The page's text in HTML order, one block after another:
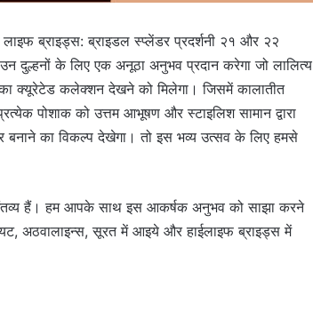
ब्राइड्स: ब्राइडल स्प्लेंडर प्रदर्शनी २१ और २२
दुल्हनों के लिए एक अनूठा अनुभव प्रदान करेगा जो लालित्य
क्यूरेटेड कलेक्शन देखने को मिलेगा। जिसमें कालातीत
पोशाक को उत्तम आभूषण और स्टाइलिश सामान द्वारा
बनाने का विकल्प देखेगा। तो इस भव्य उत्सव के लिए हमसे
हैं। हम आपके साथ इस आकर्षक अनुभव को साझा करने
अठवालाइन्स, सूरत में आइये और हाईलाइफ ब्राइड्स में